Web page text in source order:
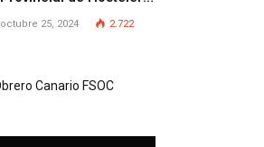
de Las Palmas
octubre 25, 2024 2.722